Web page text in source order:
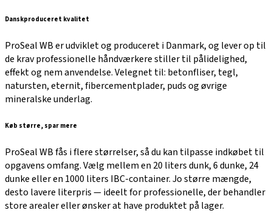
Danskproduceret kvalitet
ProSeal WB er udviklet og produceret i Danmark, og lever op til
de krav professionelle håndværkere stiller til pålidelighed,
effekt og nem anvendelse. Velegnet til: betonfliser, tegl,
natursten, eternit, fibercementplader, puds og øvrige
mineralske underlag.
Køb større, spar mere
ProSeal WB fås i flere størrelser, så du kan tilpasse indkøbet til
opgavens omfang. Vælg mellem en 20 liters dunk, 6 dunke, 24
dunke eller en 1000 liters IBC-container. Jo større mængde,
desto lavere literpris — ideelt for professionelle, der behandler
store arealer eller ønsker at have produktet på lager.